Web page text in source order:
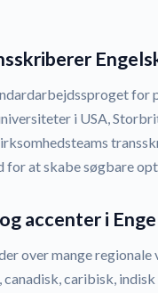
for
i USA,
for at skabe søgbare
accenter i
over mange
canadisk, caribisk,